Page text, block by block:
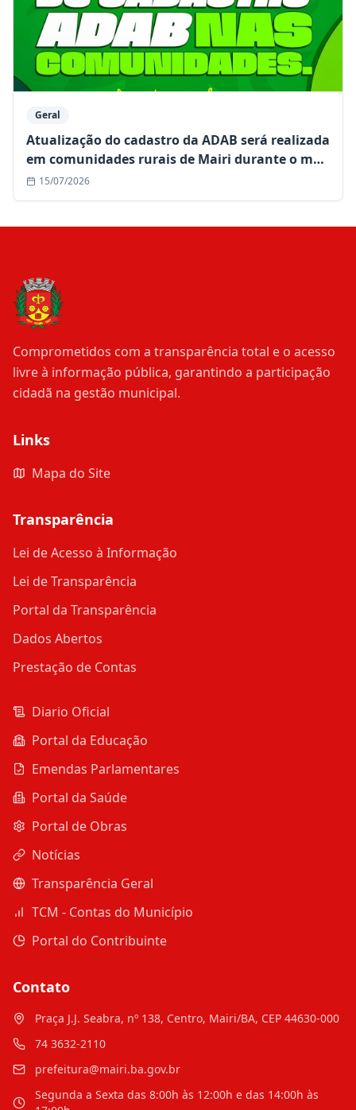
Geral
Atualização do cadastro da ADAB será realizada
em comunidades rurais de Mairi durante o mês
de julho
15/07/2026
Comprometidos com a transparência total e o acesso
livre à informação pública, garantindo a participação
cidadã na gestão municipal.
Links
Mapa do Site
Transparência
Lei de Acesso à Informação
Lei de Transparência
Portal da Transparência
Dados Abertos
Prestação de Contas
Diario Oficial
Portal da Educação
Emendas Parlamentares
Portal da Saúde
Portal de Obras
Notícias
Transparência Geral
TCM - Contas do Município
Portal do Contribuinte
Contato
Praça J.J. Seabra, nº 138, Centro, Mairi/BA, CEP 44630-000
74 3632-2110
prefeitura@mairi.ba.gov.br
Segunda a Sexta das 8:00h às 12:00h e das 14:00h às